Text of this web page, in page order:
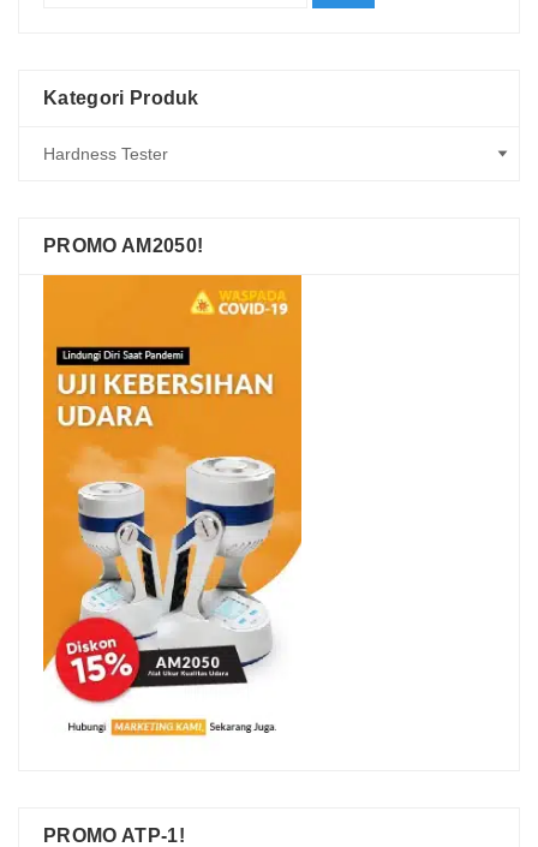
Kategori Produk
PROMO AM2050!
PROMO ATP-1!